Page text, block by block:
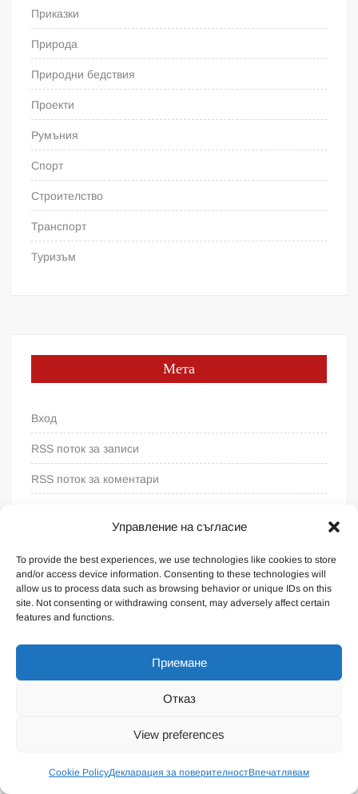
Управление на съгласие
To provide the best experiences, we use technologies like cookies to store
and/or access device information. Consenting to these technologies will
allow us to process data such as browsing behavior or unique IDs on this
site. Not consenting or withdrawing consent, may adversely affect certain
features and functions.
Приемане
Отказ
View preferences
Cookie PolicyДекларация за поверителностВпечатлявам
Приказки
Природа
Природни бедствия
Проекти
Румъния
Спорт
Строителство
Транспорт
Туризъм
Мета
Вход
RSS поток за записи
RSS поток за коментари
Proudly powered by WordPress |Theme: FreeNews
Общи условия